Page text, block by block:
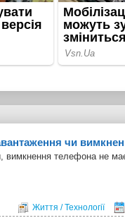
чи
вимкнення телефона не
Життя / Технології